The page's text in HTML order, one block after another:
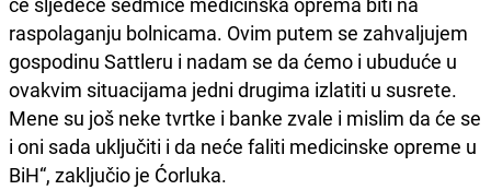
raspolaganju bolnicama. Ovim putem se zahvaljujem
gospodinu Sattleru i nadam se da ćemo i ubuduće u
ovakvim situacijama jedni drugima izlatiti u susrete.
Mene su još neke tvrtke i banke zvale i mislim da će se
i oni sada uključiti i da neće faliti medicinske opreme u
BiH“, zaključio je Ćorluka.